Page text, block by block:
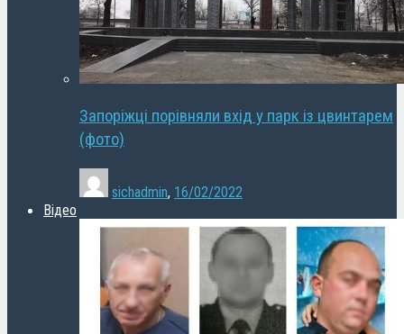
Запоріжці порівняли вхід у парк із цвинтарем
(фото)
sichadmin, 16/02/2022
Відео